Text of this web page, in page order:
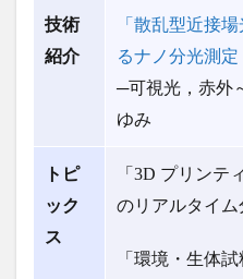
技術
紹介
「散乱型近接
るナノ分光測定
─可視光，赤外
ゆみ
トピ
ック
ス
「3D プリンテ
のリアルタイ
「環境・生体